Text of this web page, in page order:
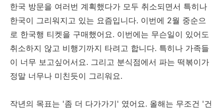
한국 방문을 여러번 계획했다가 모두 취소되면서 특히나
한국이 그리워지고 있는 요즘입니다. 이번에 2월 중순으
로 한국행 티켓을 구매했어요. 이번에는 무슨일이 있어도
취소하지 않고 비행기까지 타려고 합니다. 특히나 가족들
이 너무 보고싶어서요. 그리고 분식점에서 파는 떡볶이가
정말 너무나 미친듯이 그리워요.
작년의 목표는 '좀 더 다가가기' 였어요. 올해는 무조건 '건